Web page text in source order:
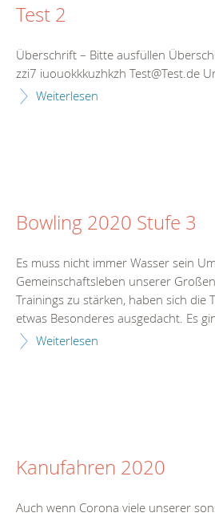
Test 2
Überschrift – Bitte ausfüllen
zzi7 iuouokkkuzhkzh Test@Test.de
Weiterlesen
Bowling 2020 Stufe 3
Es muss nicht immer Wasser sein
Gemeinschaftsleben unserer
Trainings zu stärken, haben sich die
etwas Besonderes ausgedacht. Es
Weiterlesen
Kanufahren 2020
Auch wenn Corona viele unserer